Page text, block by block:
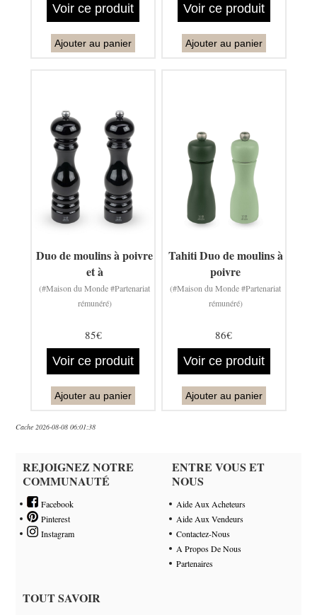
Voir ce produit
Ajouter au panier
Voir ce produit
Ajouter au panier
Duo de moulins à poivre
et à
(#Maison du Monde #Partenariat
rémunéré)
85€
Voir ce produit
Ajouter au panier
Tahiti Duo de moulins à
poivre
(#Maison du Monde #Partenariat
rémunéré)
86€
Voir ce produit
Ajouter au panier
Cache 2026-08-08 06:01:38
REJOIGNEZ NOTRE
COMMUNAUTÉ
Facebook
Pinterest
Instagram
ENTRE VOUS ET
NOUS
Aide Aux Acheteurs
Aide Aux Vendeurs
Contactez-Nous
A Propos De Nous
Partenaires
TOUT SAVOIR